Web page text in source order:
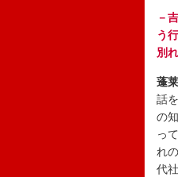
－
う
別
蓬莱
話
の
っ
れ
代